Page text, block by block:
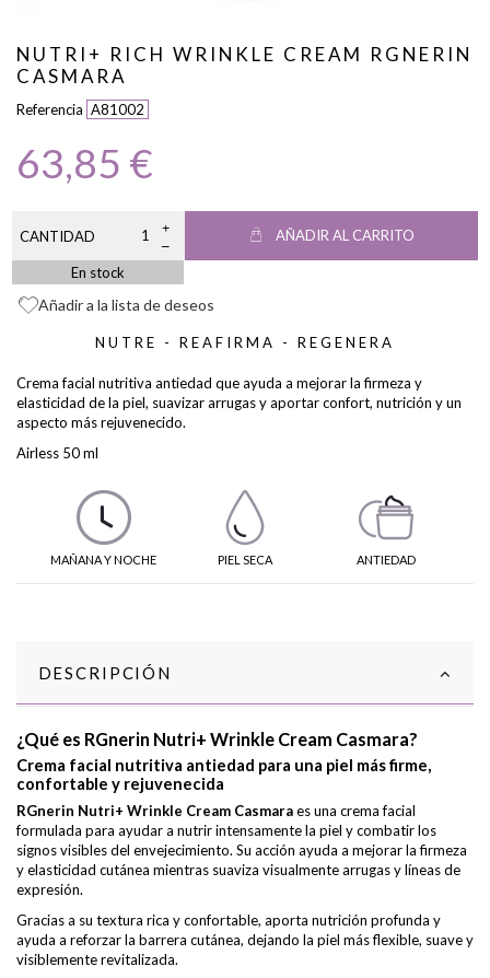
NUTRI+ RICH WRINKLE CREAM RGNERIN
CASMARA
Referencia A81002
63,85 €
CANTIDAD AÑADIR AL CARRITO
En stock
Añadir a la lista de deseos
NUTRE - REAFIRMA - REGENERA
Crema facial nutritiva antiedad que ayuda a mejorar la firmeza y
elasticidad de la piel, suavizar arrugas y aportar confort, nutrición y un
aspecto más rejuvenecido.
Airless 50 ml
MAÑANA Y NOCHE PIEL SECA ANTIEDAD
DESCRIPCIÓN
¿Qué es RGnerin Nutri+ Wrinkle Cream Casmara?
Crema facial nutritiva antiedad para una piel más firme,
confortable y rejuvenecida
RGnerin Nutri+ Wrinkle Cream Casmaraes una crema facial
formulada para ayudar a nutrir intensamente la piel y combatir los
signos visibles del envejecimiento. Su acción ayuda a mejorar la firmeza
y elasticidad cutánea mientras suaviza visualmente arrugas y líneas de
expresión.
Gracias a su textura rica y confortable, aporta nutrición profunda y
ayuda a reforzar la barrera cutánea, dejando la piel más flexible, suave y
visiblemente revitalizada.